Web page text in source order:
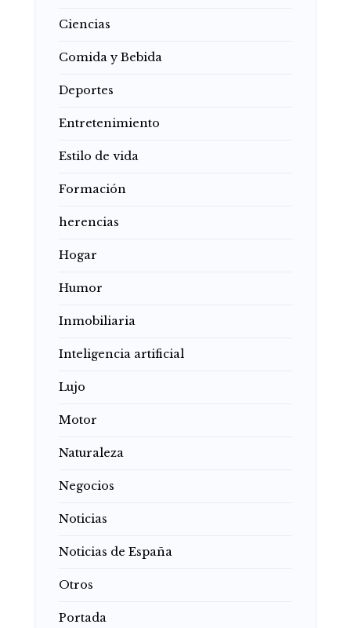
Ciencias
Comida y Bebida
Deportes
Entretenimiento
Estilo de vida
Formación
herencias
Hogar
Humor
Inmobiliaria
Inteligencia artificial
Lujo
Motor
Naturaleza
Negocios
Noticias
Noticias de España
Otros
Portada